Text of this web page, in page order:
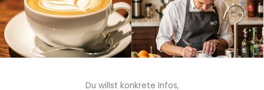
Besonders unter den jungen
Menschen steigt die Anzahl der
Teefans kontinuierlich an.“
Deutscher Tee & Kräutertee Verband
Du willst konkrete Infos,